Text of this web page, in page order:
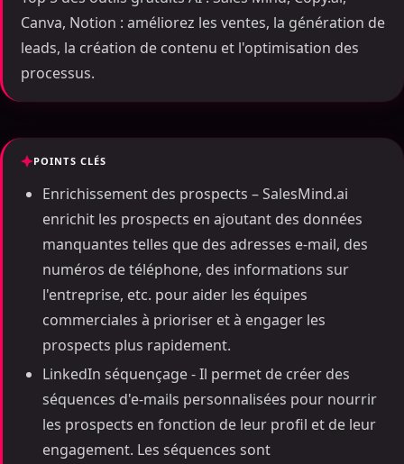
Canva, Notion : améliorez les ventes, la génération de
leads, la création de contenu et l'optimisation des
processus.
POINTS CLÉS
Enrichissement des prospects – SalesMind.ai
enrichit les prospects en ajoutant des données
manquantes telles que des adresses e-mail, des
numéros de téléphone, des informations sur
l'entreprise, etc. pour aider les équipes
commerciales à prioriser et à engager les
prospects plus rapidement.
LinkedIn séquençage - Il permet de créer des
séquences d'e-mails personnalisées pour nourrir
les prospects en fonction de leur profil et de leur
engagement. Les séquences sont